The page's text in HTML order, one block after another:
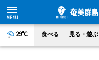
29°C 食べる 見る・遊ぶ